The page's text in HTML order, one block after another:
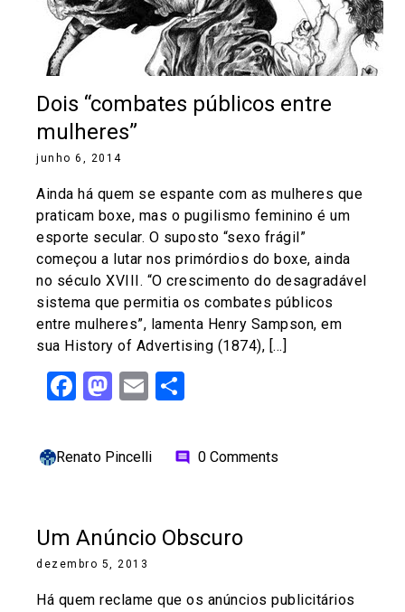
Dois “combates públicos entre
mulheres”
junho 6, 2014
Ainda há quem se espante com as mulheres que
praticam boxe, mas o pugilismo feminino é um
esporte secular. O suposto “sexo frágil”
começou a lutar nos primórdios do boxe, ainda
no século XVIII. “O crescimento do desagradável
sistema que permitia os combates públicos
entre mulheres”, lamenta Henry Sampson, em
sua History of Advertising (1874), […]
Facebook
Mastodon
Email
Renato Pincelli comment 0 Comments
Um Anúncio Obscuro
dezembro 5, 2013
Há quem reclame que os anúncios publicitários